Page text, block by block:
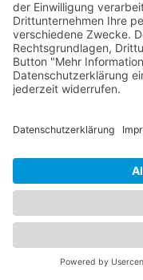
Nutzen Sie jetzt
den nächsten
finden und seien
Notfall eintritt.
Alles, was
einem Ort
In unserem
Sie nicht nur alle
zuverlässige
detaillierte